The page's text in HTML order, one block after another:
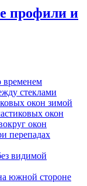
профили и
временем
стеклами
окон зимой
окон
окон
перепадах
видимой
южной стороне